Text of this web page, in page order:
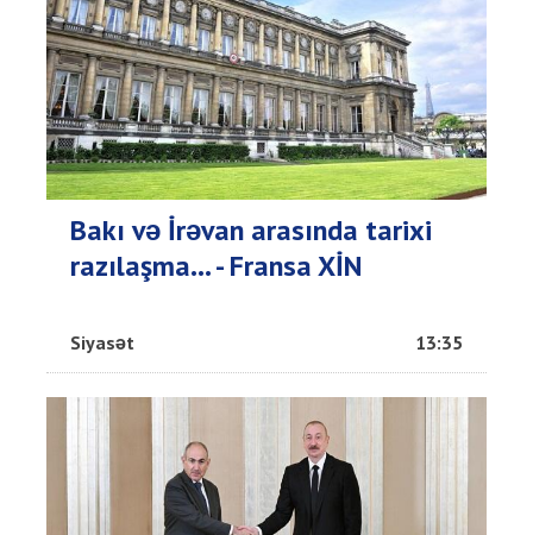
Bakı və İrəvan arasında tarixi
razılaşma... - Fransa XİN
Siyasət 13:35